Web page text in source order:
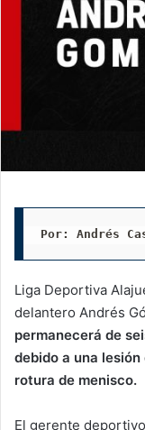
Por: Andrés
Liga Deportiva
delantero Andrés
permanecerá de
debido a una
rotura de menisco.
El gerente